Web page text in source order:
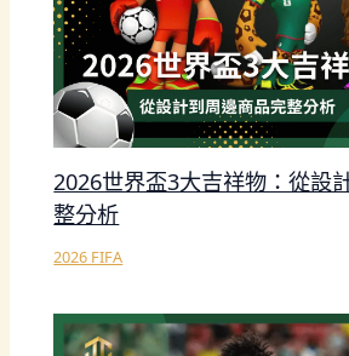
2026世界盃3大吉祥物：從設
整分析
2026 FIFA